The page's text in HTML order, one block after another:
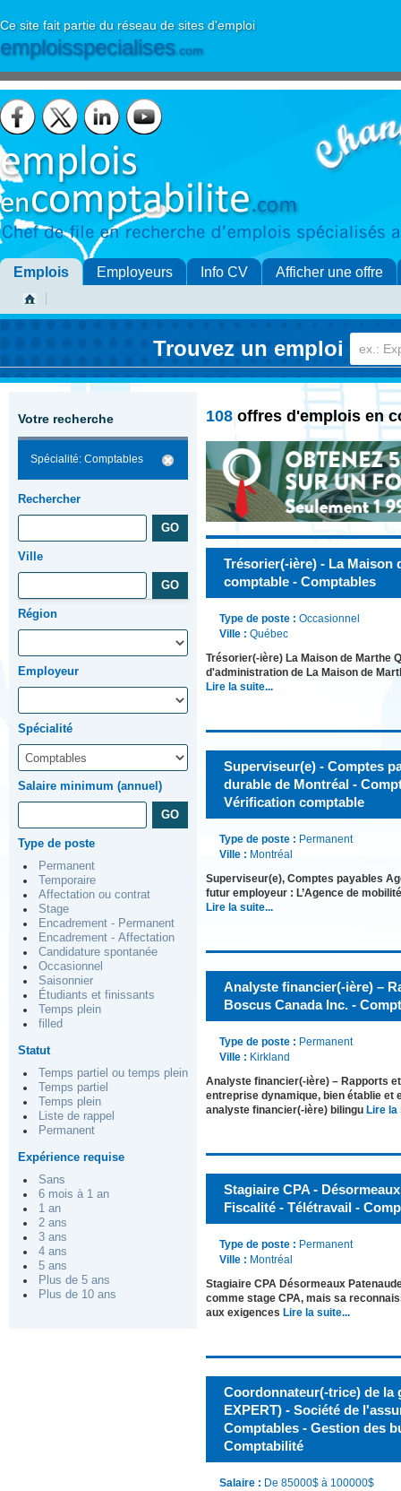
Ce site fait partie du réseau de sites d'emploi
emploisspecialises.com
Emplois Employeurs Info CV Afficher une offre
Trouvez un emploi
Votre recherche
Spécialité: Comptables
Rechercher
Ville
Région
Employeur
Spécialité
Salaire minimum (annuel)
Type de poste
Permanent
Temporaire
Affectation ou contrat
Stage
Encadrement - Permanent
Encadrement - Affectation
Candidature spontanée
Occasionnel
Saisonnier
Étudiants et finissants
Temps plein
filled
Statut
Temps partiel ou temps plein
Temps partiel
Temps plein
Liste de rappel
Permanent
Expérience requise
Sans
6 mois à 1 an
1 an
2 ans
3 ans
4 ans
5 ans
Plus de 5 ans
Plus de 10 ans
108 offres d'emplois en
Trésorier(-ière) - La Maison
comptable - Comptables
Type de poste : Occasionnel
Ville : Québec
Trésorier(-ière) La Maison de Marthe
d'administration de La Maison de
Lire la suite...
Superviseur(e) - Comptes
durable de Montréal -
Vérification comptable
Type de poste : Permanent
Ville : Montréal
Superviseur(e), Comptes payables
futur employeur : L’Agence de
Lire la suite...
Analyste financier(-ière) –
Boscus Canada Inc. -
Type de poste : Permanent
Ville : Kirkland
Analyste financier(-ière) – Rapports
entreprise dynamique, bien établie et
analyste financier(-ière) bilingu Lire la
Stagiaire CPA -
Fiscalité - Télétravail -
Type de poste : Permanent
Ville : Montréal
Stagiaire CPA Désormeaux
comme stage CPA, mais sa
aux exigences Lire la suite...
Coordonnateur(-trice) de la
EXPERT) - Société de
Comptables - Gestion des
Comptabilité
Salaire : De 85000$ à 100000$